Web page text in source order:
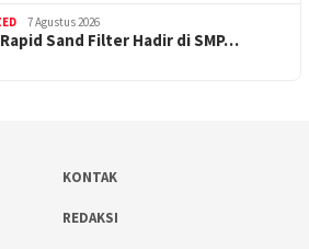
7 Agustus 2026
Sand Filter Hadir di SMP…
KONTAK
REDAKSI